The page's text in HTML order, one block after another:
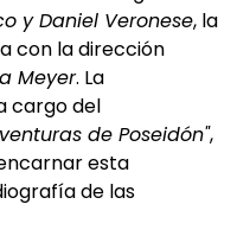
y Daniel Veronese, la
con la dirección
Meyer. La
cargo del
de Poseidón",
esta
de las